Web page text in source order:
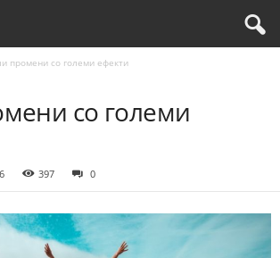
промени со големи ефекти
со големи
397 0